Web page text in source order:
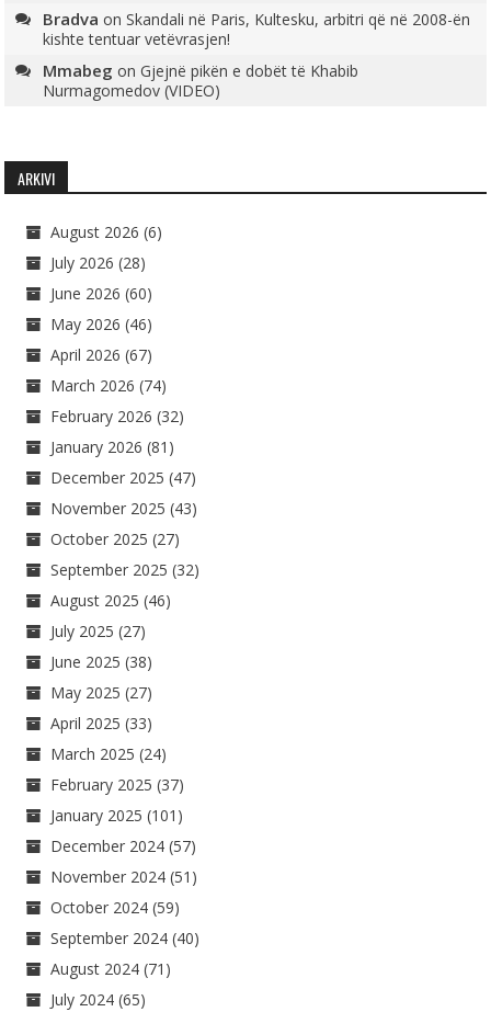
Bradva onSkandali në Paris, Kultesku, arbitri që në 2008-ën
kishte tentuar vetëvrasjen!
Mmabeg onGjejnë pikën e dobët të Khabib
Nurmagomedov (VIDEO)
ARKIVI
August 2026 (6)
July 2026 (28)
June 2026 (60)
May 2026 (46)
April 2026 (67)
March 2026 (74)
February 2026 (32)
January 2026 (81)
December 2025 (47)
November 2025 (43)
October 2025 (27)
September 2025 (32)
August 2025 (46)
July 2025 (27)
June 2025 (38)
May 2025 (27)
April 2025 (33)
March 2025 (24)
February 2025 (37)
January 2025 (101)
December 2024 (57)
November 2024 (51)
October 2024 (59)
September 2024 (40)
August 2024 (71)
July 2024 (65)